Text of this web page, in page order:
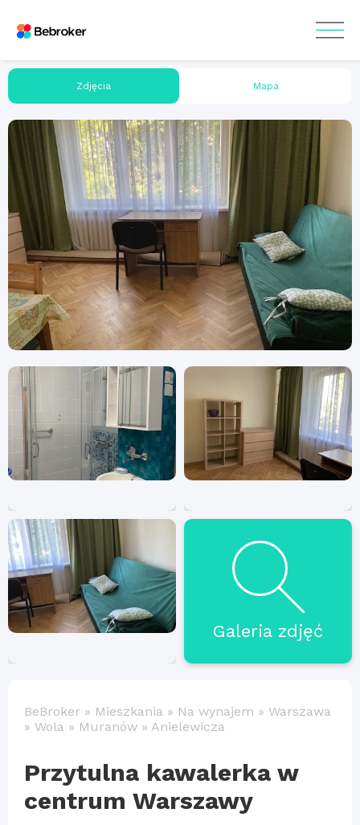
Zdjęcia Mapa
Galeria zdjęć
BeBroker » Mieszkania » Na wynajem » Warszawa
» Wola » Muranów » Anielewicza
Przytulna kawalerka w
centrum Warszawy